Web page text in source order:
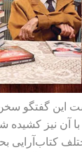
اين گفتگو سخن
آن نيز كشيده